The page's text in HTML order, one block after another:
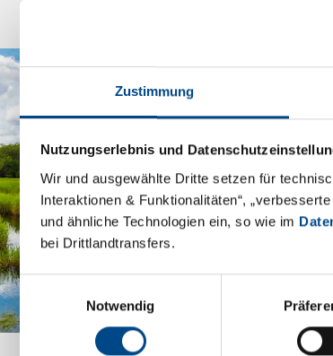
Zustimmung
Nutzungserlebnis und
Wir und ausgewählte Dritte setzen für
Interaktionen & Funktionalitäten“,
und ähnliche Technologien ein, so wie im
bei Drittlandtransfers.
Einwilligungsauswahl
Notwendig